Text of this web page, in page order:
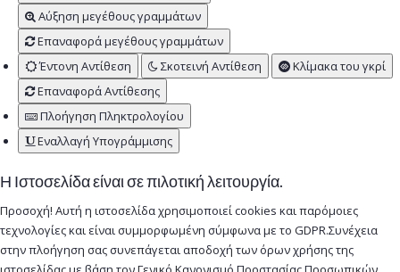
Αύξηση μεγέθους γραμμάτων
Επαναφορά μεγέθους γραμμάτων
Έντονη Αντίθεση
Σκοτεινή Αντίθεση
Κλίμακα του γκρί
Επαναφορά Αντίθεσης
Πλοήγηση Πληκτρολογίου
Εναλλαγή Υπογράμμισης
Η Ιστοσελίδα είναι σε πιλοτική λειτουργία.
Προσοχή! Αυτή η ιστοσελίδα χρησιμοποιεί cookies και παρόμοιες
τεχνολογίες και είναι συμμορφωμένη σύμφωνα με το GDPR.Συνέχεια
στην πλοήγηση σας συνεπάγεται αποδοχή των όρων χρήσης της